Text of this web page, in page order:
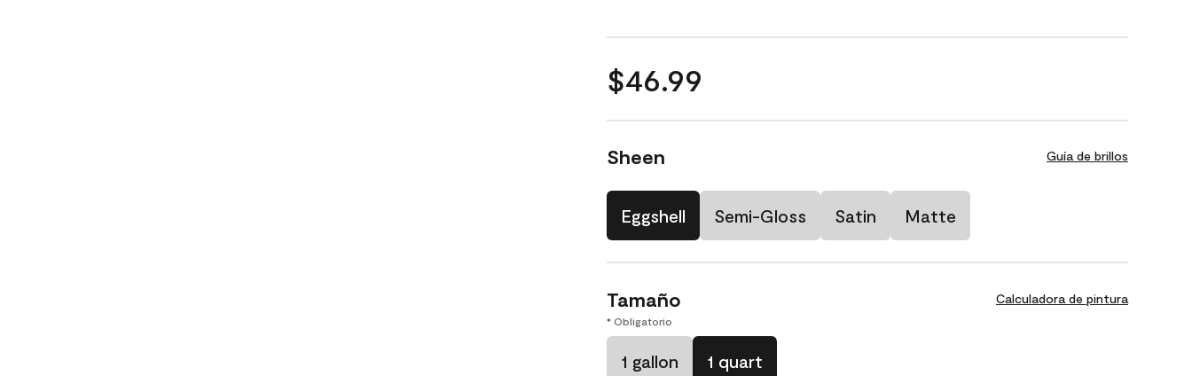
$46.99
Sheen Guía de brillos
Eggshell Semi-Gloss Satin Matte
Tamaño Calculadora de pintura
* Obligatorio
1 gallon 1 quart